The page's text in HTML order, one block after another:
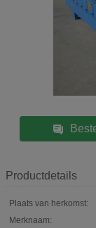
Productdetails
Plaats van herkomst:
Merknaam: